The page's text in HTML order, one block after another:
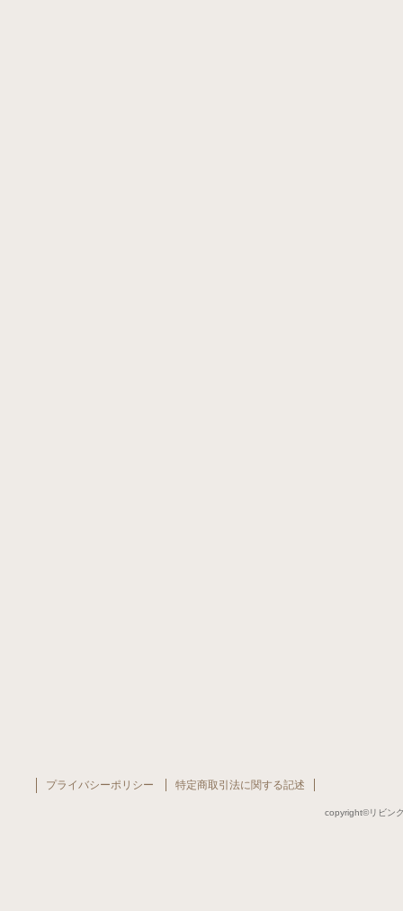
copyright©リビン
プライバシーポリシー 特定商取引法に関する記述